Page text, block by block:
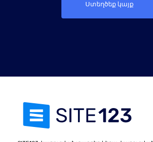
Ստեղծեք կայք